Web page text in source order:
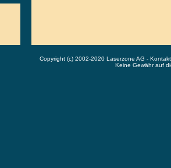
Copyright (c) 2002-2020 Laserzone AG -
Keine Gewähr auf